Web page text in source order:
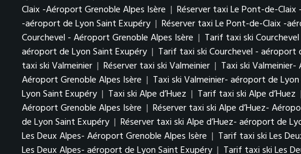
Claix -Aéroport Grenoble Alpes Isère | Réserver taxi Le Pont-de-
-aéroport de Lyon Saint Exupéry | Réserver taxi Le Pont-de-Claix -
Courchevel - Aéroport Grenoble Alpes Isère | Tarif taxi ski
aéroport de Lyon Saint Exupéry | Tarif taxi ski Courchevel - aéroport
taxi ski Valmeinier | Réserver taxi ski Valmeinier | Taxi ski
Aéroport Grenoble Alpes Isère | Taxi ski Valmeinier- aéroport de
Lyon Saint Exupéry | Taxi ski Alpe d’Huez | Tarif taxi ski Alpe d’Huez |
Aéroport Grenoble Alpes Isère | Réserver taxi ski Alpe d’Huez-
de Lyon Saint Exupéry | Réserver taxi ski Alpe d’Huez- aéroport de
Les Deux Alpes- Aéroport Grenoble Alpes Isère | Tarif taxi ski Les
Les Deux Alpes- aéroport de Lyon Saint Exupéry | Tarif taxi ski Les